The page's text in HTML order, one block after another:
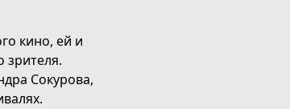
кино, ей и
зрителя.
Сокурова,